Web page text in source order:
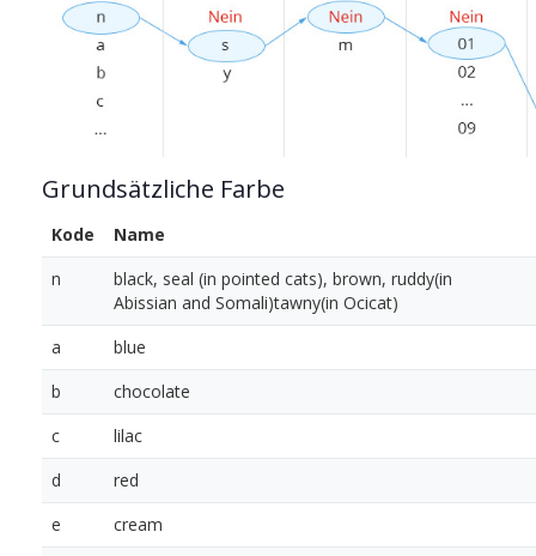
Grundsätzliche Farbe
Kode
Name
n
black, seal (in pointed cats), brown, ruddy(in
Abissian and Somali)tawny(in Ocicat)
a
blue
b
chocolate
c
lilac
d
red
e
cream